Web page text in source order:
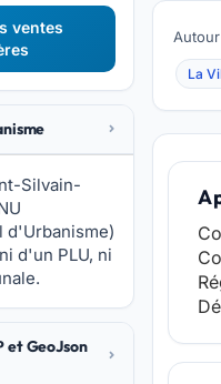
ventes
Silvain-
d'Urbanisme)
d'un PLU, ni
et GeoJson
La
A